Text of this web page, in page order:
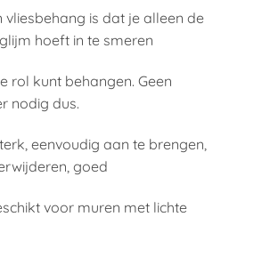
vliesbehang is dat je alleen de
hoeft in te smeren
rol kunt behangen. Geen
nodig dus.
eenvoudig aan te brengen,
goed
voor muren met lichte